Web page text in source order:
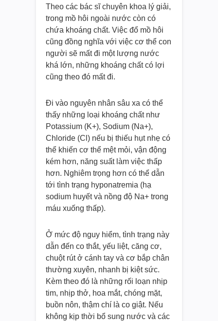
Theo các bác sĩ chuyên khoa lý giải,
trong mồ hôi ngoài nước còn có
chứa khoáng chất. Việc đổ mồ hôi
cũng đồng nghĩa với việc cơ thể con
người sẽ mất đi một lượng nước
khá lớn, những khoáng chất có lợi
cũng theo đó mất đi.
Đi vào nguyên nhân sâu xa có thể
thấy những loại khoáng chất như
Potassium (K+), Sodium (Na+),
Chloride (Cl) nếu bị thiếu hụt nhẹ có
thể khiến cơ thể mệt mỏi, vận động
kém hơn, năng suất làm việc thấp
hơn. Nghiêm trọng hơn có thể dẫn
tới tình trạng hyponatremia (hạ
sodium huyết và nồng độ Na+ trong
máu xuống thấp).
Ở mức độ nguy hiểm, tình trạng này
dẫn đến co thắt, yếu liệt, căng cơ,
chuột rút ở cánh tay và cơ bắp chân
thường xuyên, nhanh bị kiệt sức.
Kèm theo đó là những rối loạn nhịp
tim, nhịp thở, hoa mắt, chóng mặt,
buồn nôn, thậm chí là co giật. Nếu
không kịp thời bổ sung nước và các